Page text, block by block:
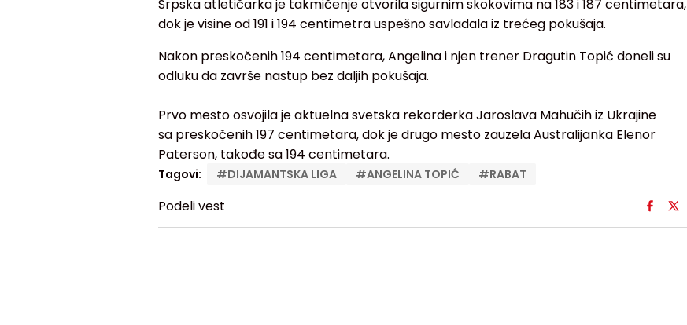
Srpska atletičarka je takmičenje otvorila sigurnim skokovima na 183 i 187 centimetara,
dok je visine od 191 i 194 centimetra uspešno savladala iz trećeg pokušaja.
Nakon preskočenih 194 centimetara, Angelina i njen trener Dragutin Topić doneli su
odluku da završe nastup bez daljih pokušaja.
Prvo mesto osvojila je aktuelna svetska rekorderka Jaroslava Mahučih iz Ukrajine
sa preskočenih 197 centimetara, dok je drugo mesto zauzela Australijanka Elenor
Paterson, takođe sa 194 centimetara.
Tagovi: #DIJAMANTSKA LIGA #ANGELINA TOPIĆ #RABAT
Podeli vest